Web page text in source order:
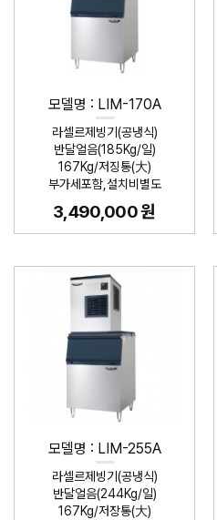
모델명 : LIM-170A
라셀르제빙기(공냉식)
반달얼음(185Kg/일)
167Kg/저징통(大)
부가세포함,설치비별도
3,490,000 원
모델명 : LIM-255A
라셀르제빙기(공냉식)
반달얼음(244Kg/일)
167Kg/저장통(大)